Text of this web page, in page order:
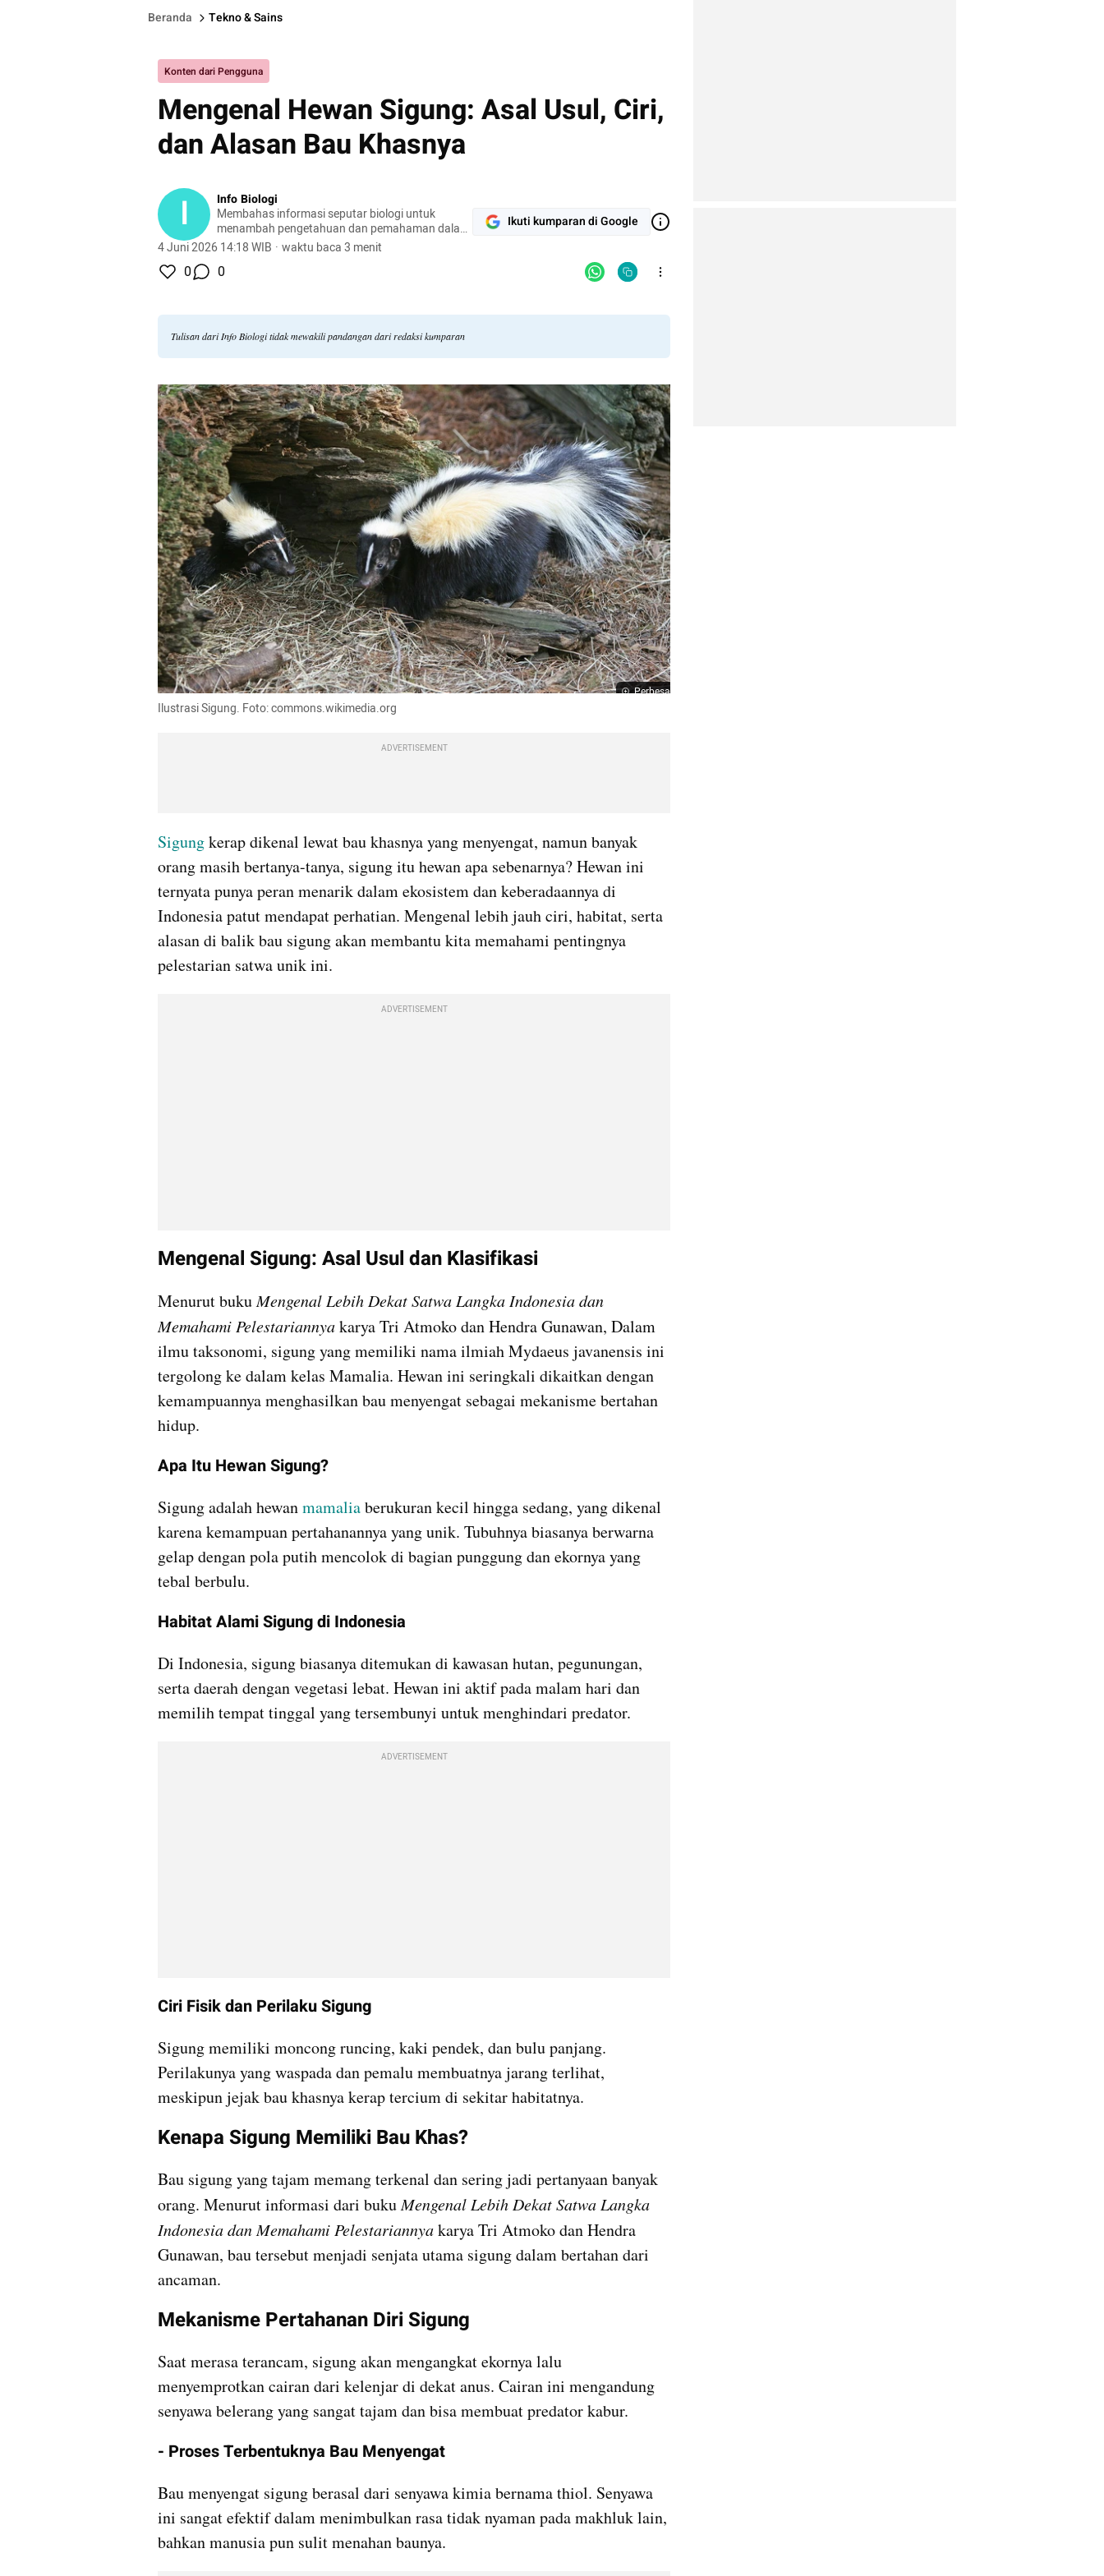
Beranda Tekno & Sains
Konten dari Pengguna
Mengenal Hewan Sigung: Asal Usul, Ciri,
dan Alasan Bau Khasnya
I
Info Biologi
Membahas informasi seputar biologi untuk
menambah pengetahuan dan pemahaman dalam
kehidupan sehari-hari.
4 Juni 2026 14:18 WIB · waktu baca 3 menit
Ikuti kumparan di Google
0 0
Tulisan dari Info Biologi tidak mewakili pandangan dari redaksi kumparan
Perbesar
Ilustrasi Sigung. Foto: commons.wikimedia.org
ADVERTISEMENT
Sigung kerap dikenal lewat bau khasnya yang menyengat, namun banyak
orang masih bertanya-tanya, sigung itu hewan apa sebenarnya? Hewan ini
ternyata punya peran menarik dalam ekosistem dan keberadaannya di
Indonesia patut mendapat perhatian. Mengenal lebih jauh ciri, habitat, serta
alasan di balik bau sigung akan membantu kita memahami pentingnya
pelestarian satwa unik ini.
ADVERTISEMENT
Mengenal Sigung: Asal Usul dan Klasifikasi
Menurut buku Mengenal Lebih Dekat Satwa Langka Indonesia dan
Memahami Pelestariannya karya Tri Atmoko dan Hendra Gunawan, Dalam
ilmu taksonomi, sigung yang memiliki nama ilmiah Mydaeus javanensis ini
tergolong ke dalam kelas Mamalia. Hewan ini seringkali dikaitkan dengan
kemampuannya menghasilkan bau menyengat sebagai mekanisme bertahan
hidup.
Apa Itu Hewan Sigung?
Sigung adalah hewan mamalia berukuran kecil hingga sedang, yang dikenal
karena kemampuan pertahanannya yang unik. Tubuhnya biasanya berwarna
gelap dengan pola putih mencolok di bagian punggung dan ekornya yang
tebal berbulu.
Habitat Alami Sigung di Indonesia
Di Indonesia, sigung biasanya ditemukan di kawasan hutan, pegunungan,
serta daerah dengan vegetasi lebat. Hewan ini aktif pada malam hari dan
memilih tempat tinggal yang tersembunyi untuk menghindari predator.
ADVERTISEMENT
Ciri Fisik dan Perilaku Sigung
Sigung memiliki moncong runcing, kaki pendek, dan bulu panjang.
Perilakunya yang waspada dan pemalu membuatnya jarang terlihat,
meskipun jejak bau khasnya kerap tercium di sekitar habitatnya.
Kenapa Sigung Memiliki Bau Khas?
Bau sigung yang tajam memang terkenal dan sering jadi pertanyaan banyak
orang. Menurut informasi dari buku Mengenal Lebih Dekat Satwa Langka
Indonesia dan Memahami Pelestariannya karya Tri Atmoko dan Hendra
Gunawan, bau tersebut menjadi senjata utama sigung dalam bertahan dari
ancaman.
Mekanisme Pertahanan Diri Sigung
Saat merasa terancam, sigung akan mengangkat ekornya lalu
menyemprotkan cairan dari kelenjar di dekat anus. Cairan ini mengandung
senyawa belerang yang sangat tajam dan bisa membuat predator kabur.
- Proses Terbentuknya Bau Menyengat
Bau menyengat sigung berasal dari senyawa kimia bernama thiol. Senyawa
ini sangat efektif dalam menimbulkan rasa tidak nyaman pada makhluk lain,
bahkan manusia pun sulit menahan baunya.